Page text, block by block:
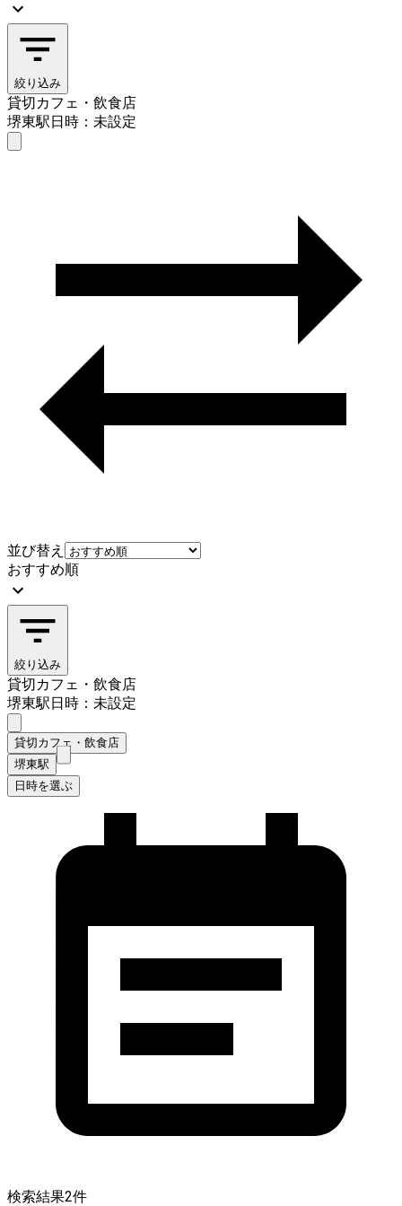
絞り込み
貸切カフェ・飲食店
堺東駅日時：未設定
並び替え
おすすめ順
絞り込み
貸切カフェ・飲食店
堺東駅日時：未設定
貸切カフェ・飲食店
堺東駅
日時を選ぶ
検索結果2件